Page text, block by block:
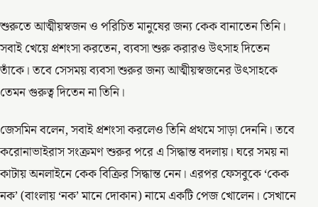
শুরুতে আত্মীয়স্বজন ও পরিচিত মানুষের জন্য কেক বানাতেন তিনি।
সবাই খেয়ে প্রশংসা করতেন, ব্যবসা শুরু করারও উৎসাহ দিতেন
তাঁকে। তবে সেসময় ব্যবসা শুরুর জন্য আত্মীয়স্বজনের উৎসাহকে
তেমন গুরুত্ব দিতেন না তিনি।
জেসমিন বলেন, সবাই প্রশংসা করলেও তিনি প্রথমে সাড়া দেননি। তবে
করোনাভাইরাস সংক্রমণ শুরুর পরে এ সিদ্ধান্ত বদলায়। ঘরে সময় না
কাটায় অনলাইনে কেক বিক্রির সিদ্ধান্ত নেন। এরপর ফেসবুকে ‘কেক
নক’ (বাংলায় ‘নক’ মানে দোকান) নামে একটি পেজ খোলেন। সেখানে